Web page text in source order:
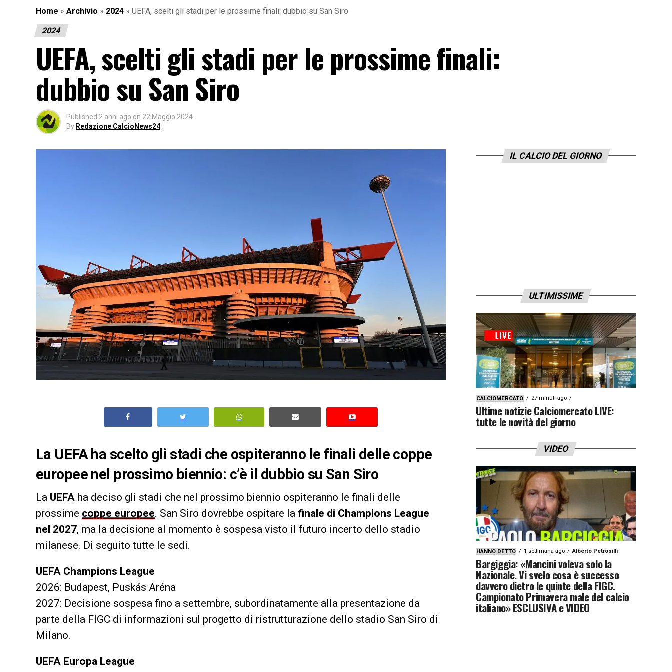
Home » Archivio » 2024 » UEFA, scelti gli stadi per le prossime finali: dubbio su San Siro
2024
UEFA, scelti gli stadi per le prossime finali:
dubbio su San Siro
Published 2 anni ago on 22 Maggio 2024
By Redazione CalcioNews24
La UEFA ha scelto gli stadi che ospiteranno le finali delle coppe
europee nel prossimo biennio: c’è il dubbio su San Siro
La UEFA ha deciso gli stadi che nel prossimo biennio ospiteranno le finali delle
prossime coppe europee. San Siro dovrebbe ospitare la finale di Champions League
nel 2027, ma la decisione al momento è sospesa visto il futuro incerto dello stadio
milanese. Di seguito tutte le sedi.
UEFA Champions League
2026: Budapest, Puskás Aréna
2027: Decisione sospesa fino a settembre, subordinatamente alla presentazione da
parte della FIGC di informazioni sul progetto di ristrutturazione dello stadio San Siro di
Milano.
UEFA Europa League
IL CALCIO DEL GIORNO
ULTIMISSIME
CALCIOMERCATO 27 minuti ago
Ultime notizie Calciomercato LIVE:
tutte le novità del giorno
VIDEO
HANNO DETTO 1 settimana ago Alberto Petrosilli
Bargiggia: «Mancini voleva solo la
Nazionale. Vi svelo cosa è successo
davvero dietro le quinte della FIGC.
Campionato Primavera male del calcio
italiano» ESCLUSIVA e VIDEO